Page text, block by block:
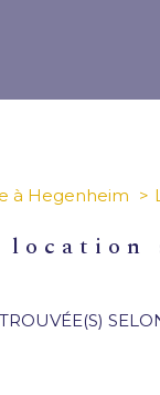
à Hegenheim